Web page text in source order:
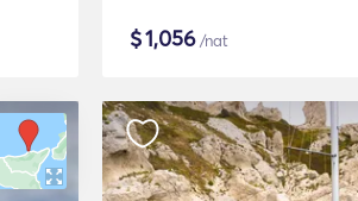
$1,056/nat